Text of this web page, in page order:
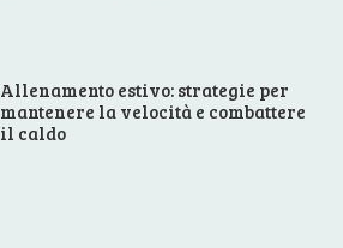
Allenamento estivo: strategie per
mantenere la velocità e combattere
il caldo